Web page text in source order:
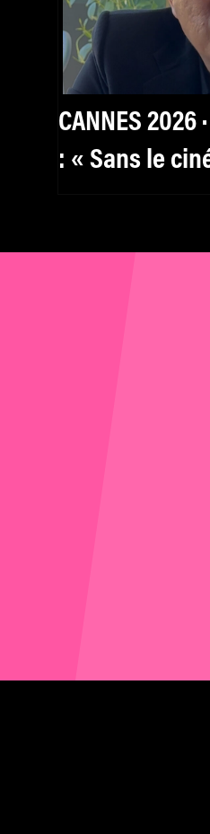
CANNES 2026
: « Sans le